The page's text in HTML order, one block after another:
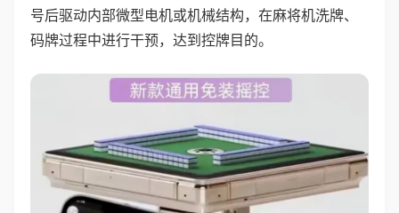
号后驱动内部微型电机或机械结构，在麻将机洗牌、
码牌过程中进行干预，达到控牌目的。